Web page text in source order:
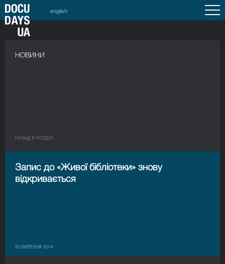
english
НОВИНИ
НАЗАД В РОЗДIЛ
Запис до «Живої бібліотеки» знову
відкривається
20 БЕРЕЗНЯ 2014